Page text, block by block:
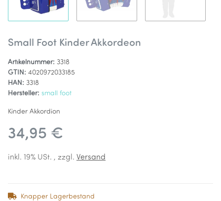
Small Foot Kinder Akkordeon
Artikelnummer: 3318
GTIN: 4020972033185
HAN: 3318
Hersteller: small foot
Kinder Akkordion
34,95 €
inkl. 19% USt. , zzgl. Versand
Knapper Lagerbestand